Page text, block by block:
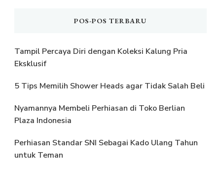
POS-POS TERBARU
Tampil Percaya Diri dengan Koleksi Kalung Pria
Eksklusif
5 Tips Memilih Shower Heads agar Tidak Salah Beli
Nyamannya Membeli Perhiasan di Toko Berlian
Plaza Indonesia
Perhiasan Standar SNI Sebagai Kado Ulang Tahun
untuk Teman